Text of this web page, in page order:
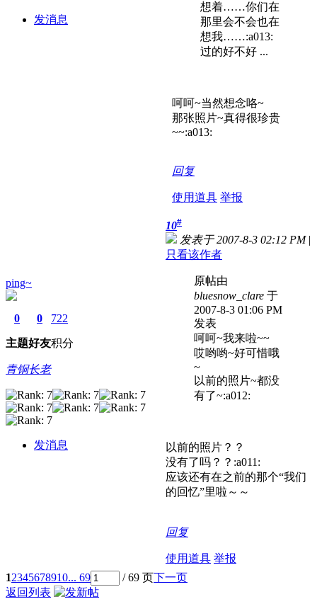
发消息
想着……你们在
那里会不会也在
想我……:a013:
过的好不好 ...
呵呵~当然想念咯~
那张照片~真得很珍贵
~~:a013:
回复
使用道具 举报
ping~
0
主题
0
好友
722
积分
青铜长老
发消息
10#
发表于 2007-8-3 02:12 PM |
只看该作者
原帖由
bluesnow_clare 于
2007-8-3 01:06 PM
发表
呵呵~我来啦~~
哎哟哟~好可惜哦
~
以前的照片~都没
有了~:a012:
以前的照片？？
没有了吗？？:a011:
应该还有在之前的那个“我们
的回忆”里啦～～
回复
使用道具 举报
12345678910... 69 / 69 页下一页
返回列表